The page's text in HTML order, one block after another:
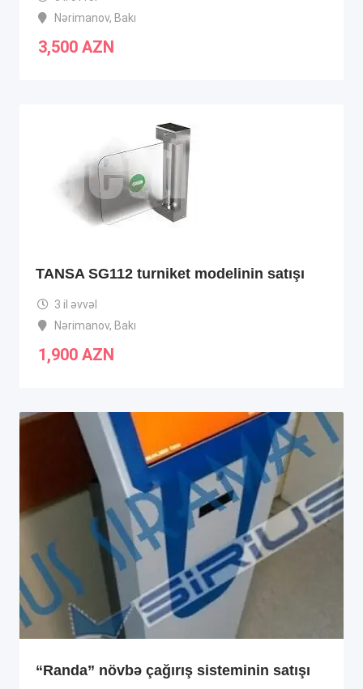
Nərimanov, Bakı
3,500 AZN
TANSA SG112 turniket modelinin satışı
3 il əvvəl
Nərimanov, Bakı
1,900 AZN
“Randa” növbə çağırış sisteminin satışı